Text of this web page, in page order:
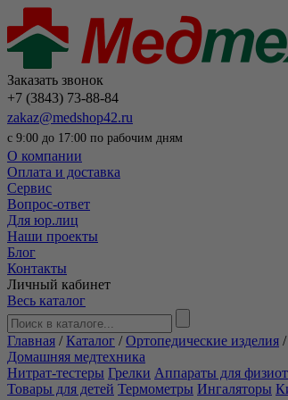
Заказать звонок
+7 (3843) 73-88-84
zakaz@medshop42.ru
с 9:00 до 17:00 по рабочим дням
О компании
Оплата и доставка
Сервис
Вопрос-ответ
Для юр.лиц
Наши проекты
Блог
Контакты
Личный кабинет
Весь каталог
Главная /Каталог /Ортопедические изделия /
Домашняя медтехника
Нитрат-тестеры Грелки Аппараты для
Товары для детей Термометры Ингаляторы